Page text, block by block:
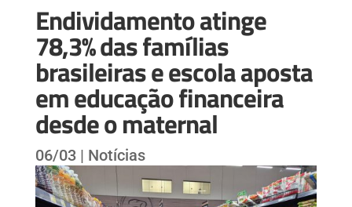
Endividamento atinge
78,3% das famílias
brasileiras e escola aposta
em educação financeira
desde o maternal
06/03| Notícias